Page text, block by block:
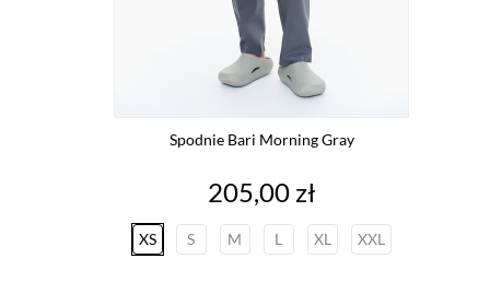
Spodnie Bari Morning Gray
Cena
205,00 zł
XS S M L XL XXL